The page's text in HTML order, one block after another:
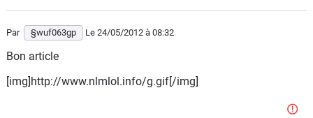
Par §wuf063gp Le 24/05/2012 à 08:32
Bon article
[img]http://www.nlmlol.info/g.gif[/img]